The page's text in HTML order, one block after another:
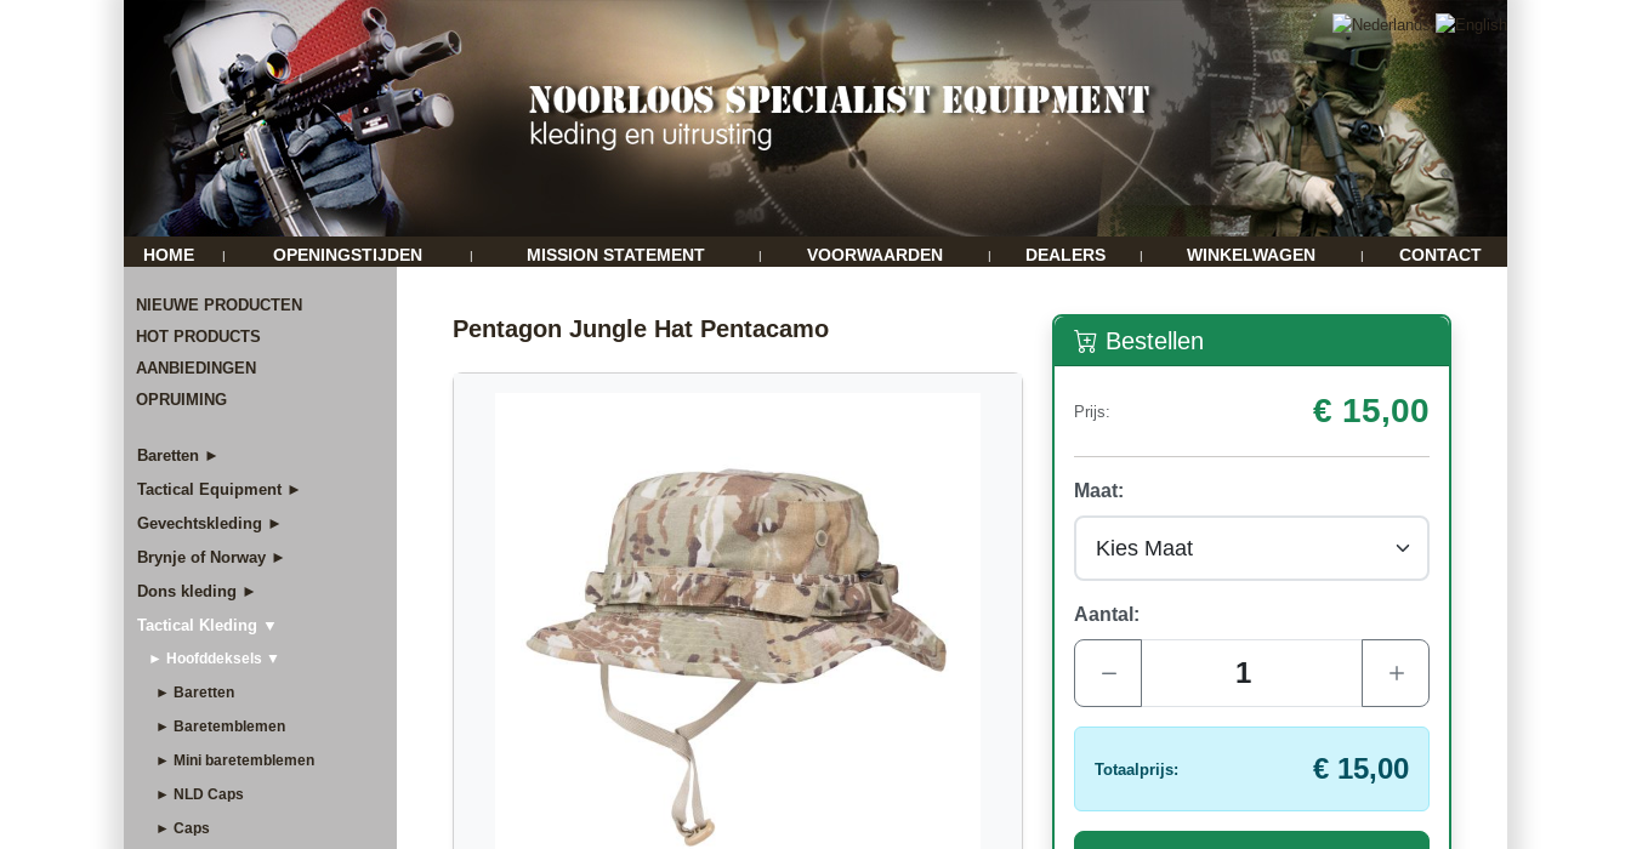
HOME | OPENINGSTIJDEN | MISSION STATEMENT | VOORWAARDEN | DEALERS | WINKELWAGEN | CONTACT
NIEUWE PRODUCTEN
HOT PRODUCTS
AANBIEDINGEN
OPRUIMING
Baretten ►
Tactical Equipment ►
Gevechtskleding ►
Brynje of Norway ►
Dons kleding ►
Tactical Kleding ▼
► Hoofddeksels ▼
► Baretten
► Baretemblemen
► Mini baretemblemen
► NLD Caps
► Caps
Pentagon Jungle Hat Pentacamo Bestellen
Prijs: € 15,00
Maat:
Aantal:
Totaalprijs: € 15,00